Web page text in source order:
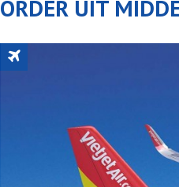
ORDER UIT